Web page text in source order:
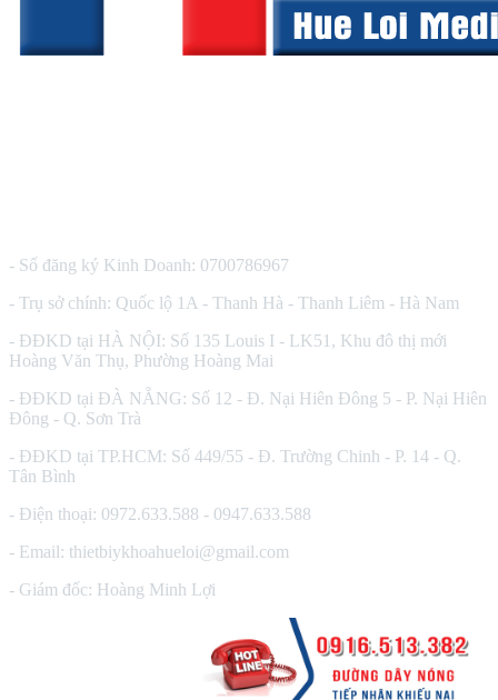
- Số đăng ký Kinh Doanh: 0700786967
- Trụ sở chính: Quốc lộ 1A - Thanh Hà - Thanh Liêm - Hà Nam
- ĐĐKD tại HÀ NỘI: Số 135 Louis I - LK51, Khu đô thị mới
Hoàng Văn Thụ, Phường Hoàng Mai
- ĐĐKD tại ĐÀ NẴNG: Số 12 - Đ. Nại Hiên Đông 5 - P. Nại Hiên
Đông - Q. Sơn Trà
- ĐĐKD tại TP.HCM: Số 449/55 - Đ. Trường Chinh - P. 14 - Q.
Tân Bình
- Điện thoại: 0972.633.588 - 0947.633.588
- Email: thietbiykhoahueloi@gmail.com
- Giám đốc: Hoàng Minh Lợi